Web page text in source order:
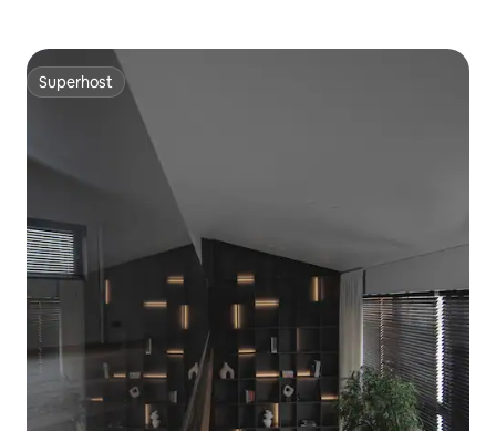
Superhost
Superhost